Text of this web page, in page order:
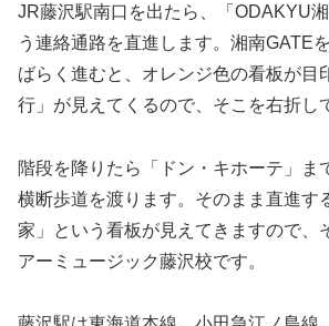
JR藤沢駅南口を出たら、「ODAKYU
う連絡通路を直進します。湘南GATE
ばらく進むと、オレンジ色の看板が目
行」が見えてくるので、そこを右折し
階段を降りたら「ドン・キホーテ」ま
横断歩道を渡ります。そのまま直進す
家」という看板が見えてきますので、
アーミュージック藤沢校です。